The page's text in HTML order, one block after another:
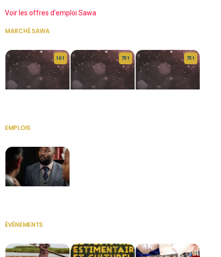
Voir les offres d'emploi Sawa
MARCHÉ SAWA
10 1 75 1 75 1
EMPLOIS
ÉVÉNEMENTS